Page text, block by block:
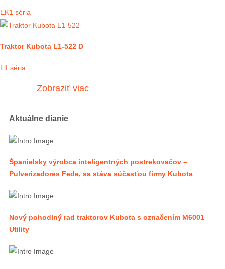
EK1 séria
Traktor Kubota L1-522 D
L1 séria
Zobraziť viac
Aktuálne dianie
Španielsky výrobca inteligentných postrekovačov –
Pulverizadores Fede, sa stáva súčasťou firmy Kubota
Nový pohodlný rad traktorov Kubota s označením M6001
Utility